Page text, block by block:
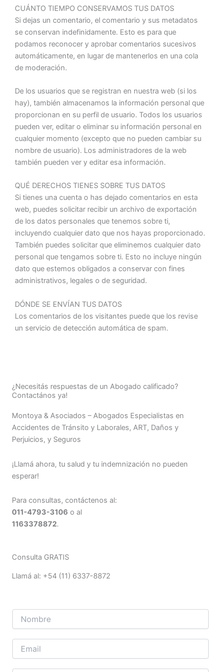
CUÁNTO TIEMPO CONSERVAMOS TUS DATOS
Si dejas un comentario, el comentario y sus metadatos
se conservan indefinidamente. Esto es para que
podamos reconocer y aprobar comentarios sucesivos
automáticamente, en lugar de mantenerlos en una cola
de moderación.
De los usuarios que se registran en nuestra web (si los
hay), también almacenamos la información personal que
proporcionan en su perfil de usuario. Todos los usuarios
pueden ver, editar o eliminar su información personal en
cualquier momento (excepto que no pueden cambiar su
nombre de usuario). Los administradores de la web
también pueden ver y editar esa información.
QUÉ DERECHOS TIENES SOBRE TUS DATOS
Si tienes una cuenta o has dejado comentarios en esta
web, puedes solicitar recibir un archivo de exportación
de los datos personales que tenemos sobre ti,
incluyendo cualquier dato que nos hayas proporcionado.
También puedes solicitar que eliminemos cualquier dato
personal que tengamos sobre ti. Esto no incluye ningún
dato que estemos obligados a conservar con fines
administrativos, legales o de seguridad.
DÓNDE SE ENVÍAN TUS DATOS
Los comentarios de los visitantes puede que los revise
un servicio de detección automática de spam.
¿Necesitás respuestas de un Abogado calificado?
Contactános ya!
Montoya & Asociados – Abogados Especialistas en
Accidentes de Tránsito y Laborales, ART, Daños y
Perjuicios, y Seguros
¡Llamá ahora, tu salud y tu indemnización no pueden
esperar!
Para consultas, contáctenos al:
011-4793-3106 o al
1163378872.
Consulta GRATIS
Llamá al: +54 (11) 6337-8872
N
bE